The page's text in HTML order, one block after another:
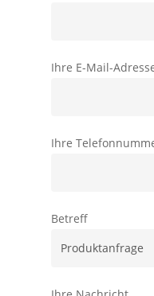
Ihre E-Mail-
Ihre
Betreff